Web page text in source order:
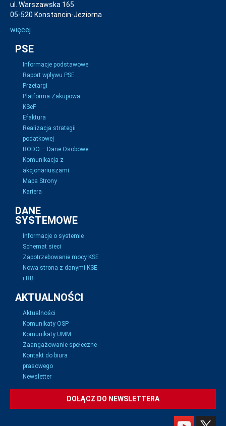
ul. Warszawska 165
05-520 Konstancin-Jeziorna
więcej
PSE
Informacje podstawowe
Raport wpływu PSE
Przetargi
Platforma Zakupowa
KSeF
Efaktura
Realizacja strategii
podatkowej
RODO – Dane Osobowe
Komunikacja z
akcjonariuszami
Mapa Strony
Kariera
DANE
SYSTEMOWE
Informacje o systemie
Schemat sieci
Zapotrzebowanie mocy KSE
Nowa strona z danymi KSE
i RB
AKTUALNOŚCI
Aktualności
Komunikaty OSP
Komunikaty UMM
Zaangażowanie społeczne
Kontakt do biura
prasowego
Newsletter
DOŁĄCZ DO NEWSLETTERA